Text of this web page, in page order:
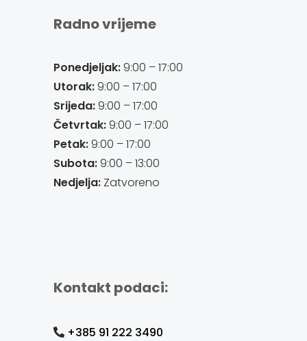
Radno vrijeme
Ponedjeljak:9:00 – 17:00
Utorak:9:00 – 17:00
Srijeda:9:00 – 17:00
Četvrtak:9:00 – 17:00
Petak:9:00 – 17:00
Subota:9:00 – 13:00
Nedjelja:Zatvoreno
Kontakt podaci:
+385 91 222 3490